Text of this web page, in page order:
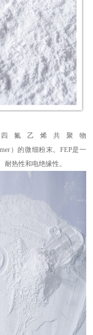
氟乙烯共聚物
）的微细粉末。FEP是一
热性和电绝缘性。